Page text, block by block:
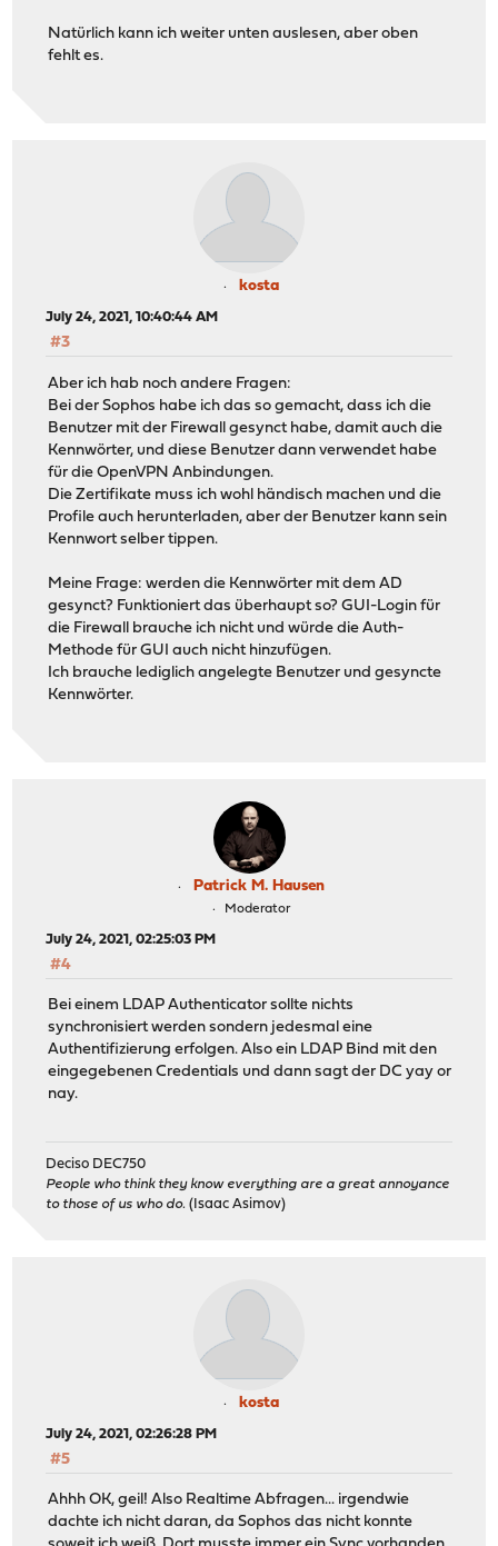
Natürlich kann ich weiter unten auslesen, aber oben
fehlt es.
kosta
July 24, 2021, 10:40:44 AM
#3
Aber ich hab noch andere Fragen:
Bei der Sophos habe ich das so gemacht, dass ich die
Benutzer mit der Firewall gesynct habe, damit auch die
Kennwörter, und diese Benutzer dann verwendet habe
für die OpenVPN Anbindungen.
Die Zertifikate muss ich wohl händisch machen und die
Profile auch herunterladen, aber der Benutzer kann sein
Kennwort selber tippen.
Meine Frage: werden die Kennwörter mit dem AD
gesynct? Funktioniert das überhaupt so? GUI-Login für
die Firewall brauche ich nicht und würde die Auth-
Methode für GUI auch nicht hinzufügen.
Ich brauche lediglich angelegte Benutzer und gesyncte
Kennwörter.
Patrick M. Hausen
Moderator
July 24, 2021, 02:25:03 PM
#4
Bei einem LDAP Authenticator sollte nichts
synchronisiert werden sondern jedesmal eine
Authentifizierung erfolgen. Also ein LDAP Bind mit den
eingegebenen Credentials und dann sagt der DC yay or
nay.
Deciso DEC750
People who think they know everything are a great annoyance
to those of us who do. (Isaac Asimov)
kosta
July 24, 2021, 02:26:28 PM
#5
Ahhh OK, geil! Also Realtime Abfragen... irgendwie
dachte ich nicht daran, da Sophos das nicht konnte